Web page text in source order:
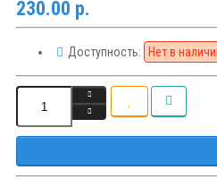
230.00 р.
Доступность: Нет в